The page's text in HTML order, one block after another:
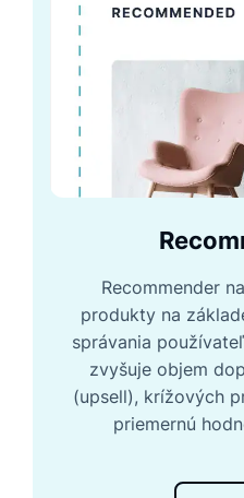
Recommender
produkty na
správania
zvyšuje objem
(upsell), krížových
priemernú